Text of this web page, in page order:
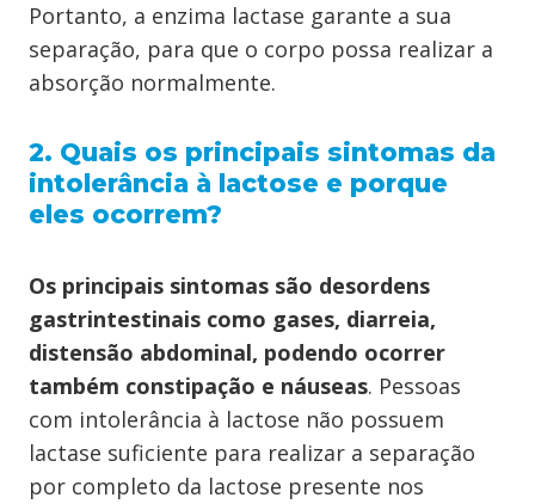
Portanto, a enzima lactase garante a sua
separação, para que o corpo possa realizar a
absorção normalmente.
2. Quais os principais sintomas da
intolerância à lactose e porque
eles ocorrem?
Os principais sintomas são desordens
gastrintestinais como gases, diarreia,
distensão abdominal, podendo ocorrer
também constipação e náuseas. Pessoas
com intolerância à lactose não possuem
lactase suficiente para realizar a separação
por completo da lactose presente nos